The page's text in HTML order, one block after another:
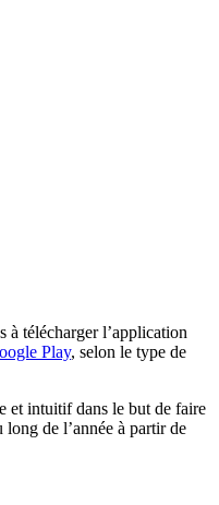
à télécharger l’application
Play, selon le type de
et intuitif dans le but de faire
de l’année à partir de